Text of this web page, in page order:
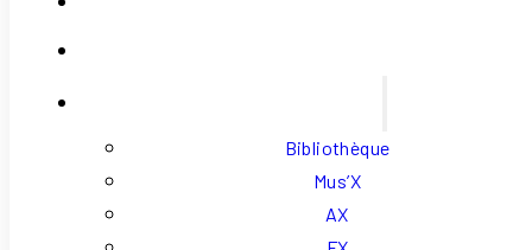
Bibliothèque
Mus’X
AX